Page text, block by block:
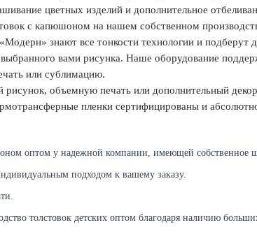
цветных изделий и дополнительное
с капюшоном на нашем собственном
знают все тонкости технологии и подберут
вами рисунка. Наше оборудование
или сублимацию.
объемную печать или дополнительный
пленки сертифицированы и
оптом у надежной компании, имеющей собственное
подходом к вашему заказу.
толстовок детских оптом благодаря наличию